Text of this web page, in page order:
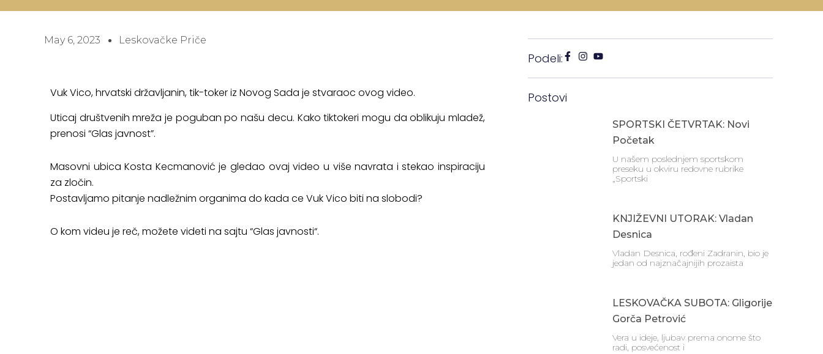
May 6, 2023 Leskovačke Priče
Vuk Vico, hrvatski državljanin, tik-toker iz Novog Sada je stvaraoc ovog video.
Uticaj društvenih mreža je poguban po našu decu. Kako tiktokeri mogu da oblikuju mladež,
prenosi “Glas javnost”.
Masovni ubica Kosta Kecmanović je gledao ovaj video u više navrata i stekao inspiraciju
za zločin.
Postavljamo pitanje nadležnim organima do kada ce Vuk Vico biti na slobodi?
O kom videu je reč, možete videti na sajtu “Glas javnosti“.
Podeli:
Postovi
SPORTSKI ČETVRTAK: Novi
Početak
U našem poslednjem sportskom
preseku u okviru redovne rubrike
„Sportski
KNJIŽEVNI UTORAK: Vladan
Desnica
Vladan Desnica, rođeni Zadranin, bio je
jedan od najznačajnijih prozaista
LESKOVAČKA SUBOTA: Gligorije
Gorča Petrović
Vera u ideje, ljubav prema onome što
radi, posvećenost i